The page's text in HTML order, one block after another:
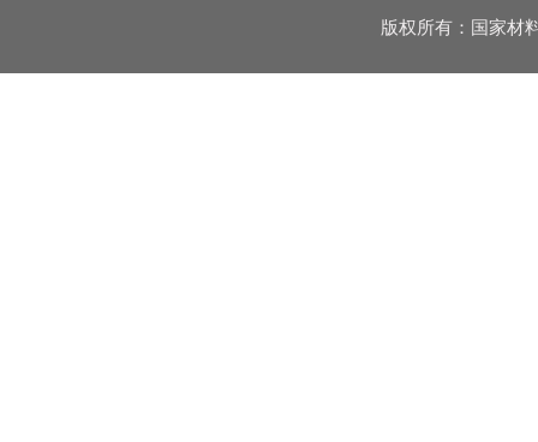
版权所有：国家材